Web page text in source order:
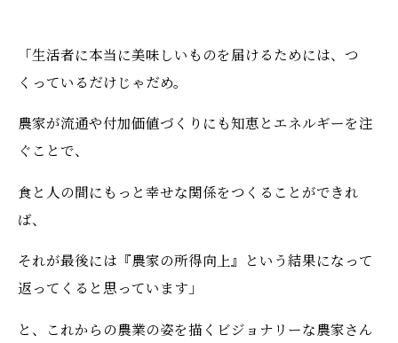
「生活者に本当に美味しいものを届けるためには、つ
くっているだけじゃだめ。
農家が流通や付加価値づくりにも知恵とエネルギーを注
ぐことで、
食と人の間にもっと幸せな関係をつくることができれ
ば、
それが最後には『農家の所得向上』という結果になって
返ってくると思っています」
と、これからの農業の姿を描くビジョナリーな農家さん